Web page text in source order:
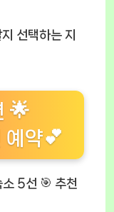
선택하는 지
🌟
약💕
5선 🎯 추천